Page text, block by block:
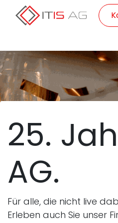
25.
AG.
Für alle, die nicht live
Erleben auch Sie unser